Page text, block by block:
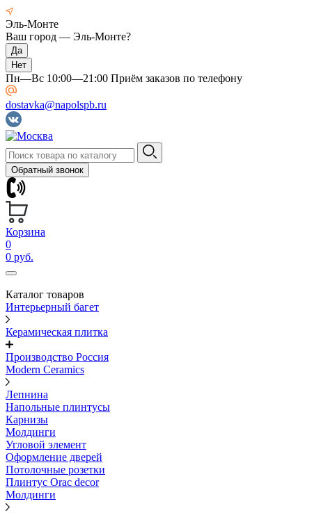
Эль-Монте
Ваш город — Эль-Монте?
Пн—Вс 10:00—21:00 Приём заказов по телефону
dostavka@napolspb.ru
Обратный звонок
Корзина
0
0 руб.
Каталог товаров
Интерьерный багет
Керамическая плитка
Производство Россия
Modern Ceramics
Лепнина
Напольные плинтусы
Карнизы
Молдинги
Угловой элемент
Оформление дверей
Потолочные розетки
Плинтус Orac decor
Молдинги